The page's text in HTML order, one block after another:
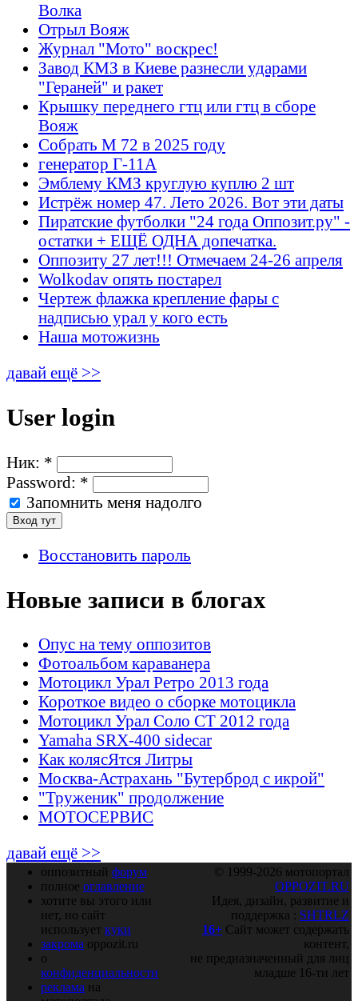
Волка
Отрыл Вояж
Журнал "Мото" воскрес!
Завод КМЗ в Киеве разнесли ударами
"Гераней" и ракет
Крышку переднего гтц или гтц в сборе
Вояж
Собрать М 72 в 2025 году
генератор Г-11А
Эмблему КМЗ круглую куплю 2 шт
Истрёж номер 47. Лето 2026. Вот эти даты
Пиратские футболки "24 года Оппозит.ру" -
остатки + ЕЩЁ ОДНА допечатка.
Оппозиту 27 лет!!! Отмечаем 24-26 апреля
Wolkodav опять постарел
Чертеж флажка крепление фары с
надписью урал у кого есть
Наша мотожизнь
давай ещё >>
User login
Ник: *
Password: *
Запомнить меня надолго
Восстановить пароль
Новые записи в блогах
Опус на тему оппозитов
Фотоальбом караванера
Мотоцикл Урал Ретро 2013 года
Короткое видео о сборке мотоцикла
Мотоцикл Урал Соло СТ 2012 года
Yamaha SRX-400 sidecar
Как колясЯтся Литры
Москва-Астрахань "Бутерброд с икрой"
"Труженик" продолжение
МОТОСЕРВИС
давай ещё >>
оппозитный форум
полное оглавление
хотите вы этого или
нет, но сайт
использует куки
закрома oppozit.ru
о
конфиденциальности
реклама на
© 1999-2026 мотопортал
OPPOZIT.RU
Идея, дизайн, развитие и
поддержка : SHTRLZ
16+ Сайт может содержать
контент,
не предназначенный для лиц
младше 16-ти лет